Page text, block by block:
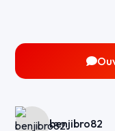
benjibro82